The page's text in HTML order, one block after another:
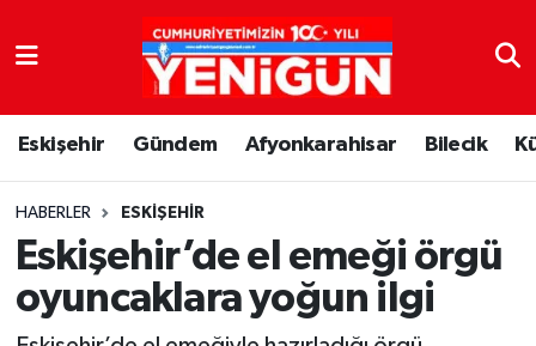
Eskişehir Gündem Afyonkarahisar Bilecik
HABERLER ESKIŞEHIR
Eskişehir’de el emeği örgü
oyuncaklara yoğun ilgi
Nöbetçi Eczaneler
Hava Durumu
Trafik Durumu
Süper Lig Puan Durumu ve Fikstür
Tüm Manşetler